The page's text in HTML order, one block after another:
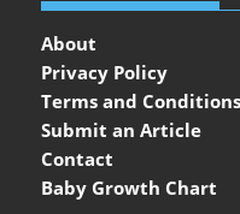
About
Privacy Policy
Terms and Conditions
Submit an Article
Contact
Baby Growth Chart